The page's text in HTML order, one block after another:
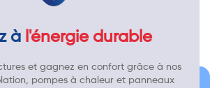
à l'énergie durable
et gagnez en confort grâce à nos
pompes à chaleur et panneaux